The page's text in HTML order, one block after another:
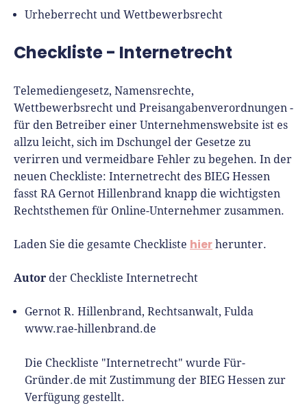
Urheberrecht und Wettbewerbsrecht
Checkliste - Internetrecht
Telemediengesetz, Namensrechte,
Wettbewerbsrecht und Preisangabenverordnungen -
für den Betreiber einer Unternehmenswebsite ist es
allzu leicht, sich im Dschungel der Gesetze zu
verirren und vermeidbare Fehler zu begehen. In der
neuen Checkliste: Internetrecht des BIEG Hessen
fasst RA Gernot Hillenbrand knapp die wichtigsten
Rechtsthemen für Online-Unternehmer zusammen.
Laden Sie die gesamte Checkliste hier herunter.
Autor der Checkliste Internetrecht
Gernot R. Hillenbrand, Rechtsanwalt, Fulda
www.rae-hillenbrand.de
Die Checkliste "Internetrecht" wurde Für-
Gründer.de mit Zustimmung der BIEG Hessen zur
Verfügung gestellt.